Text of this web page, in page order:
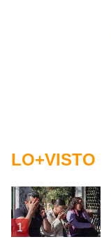
LO+VISTO
1